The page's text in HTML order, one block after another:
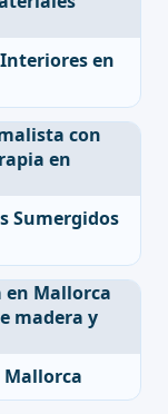
Interiores en
Sumergidos
Mallorca